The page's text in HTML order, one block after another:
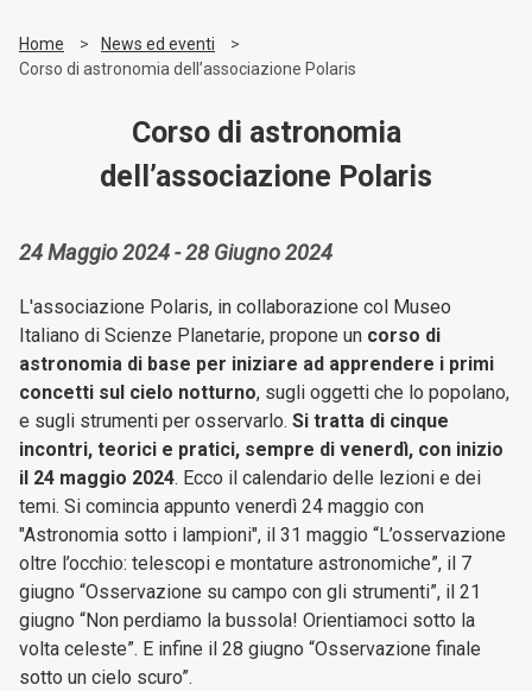
Home
News ed eventi
Corso di astronomia dell’associazione Polaris
Corso di astronomia
dell’associazione Polaris
24 Maggio 2024 - 28 Giugno 2024
L'associazione Polaris, in collaborazione col Museo
Italiano di Scienze Planetarie, propone un corso di
astronomia di base per iniziare ad apprendere i primi
concetti sul cielo notturno, sugli oggetti che lo popolano,
e sugli strumenti per osservarlo. Si tratta di cinque
incontri, teorici e pratici, sempre di venerdì, con inizio
il 24 maggio 2024. Ecco il calendario delle lezioni e dei
temi. Si comincia appunto venerdì 24 maggio con
"Astronomia sotto i lampioni", il 31 maggio “L’osservazione
oltre l’occhio: telescopi e montature astronomiche”, il 7
giugno “Osservazione su campo con gli strumenti”, il 21
giugno “Non perdiamo la bussola! Orientiamoci sotto la
volta celeste”. E infine il 28 giugno “Osservazione finale
sotto un cielo scuro”.